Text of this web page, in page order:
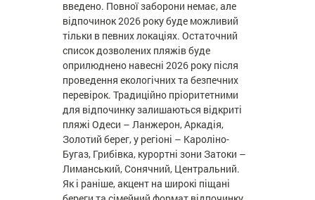
введено. Повної заборони немає, але
відпочинок 2026 року буде можливий
тільки в певних локаціях. Остаточний
список дозволених пляжів буде
оприлюднено навесні 2026 року після
проведення екологічних та безпечних
перевірок. Традиційно пріоритетними
для відпочинку залишаються відкриті
пляжі Одеси – Ланжерон, Аркадія,
Золотий берег, у регіоні – Кароліно-
Бугаз, Грибівка, курортні зони Затоки –
Лиманський, Сонячний, Центральний.
Як і раніше, акцент на широкі піщані